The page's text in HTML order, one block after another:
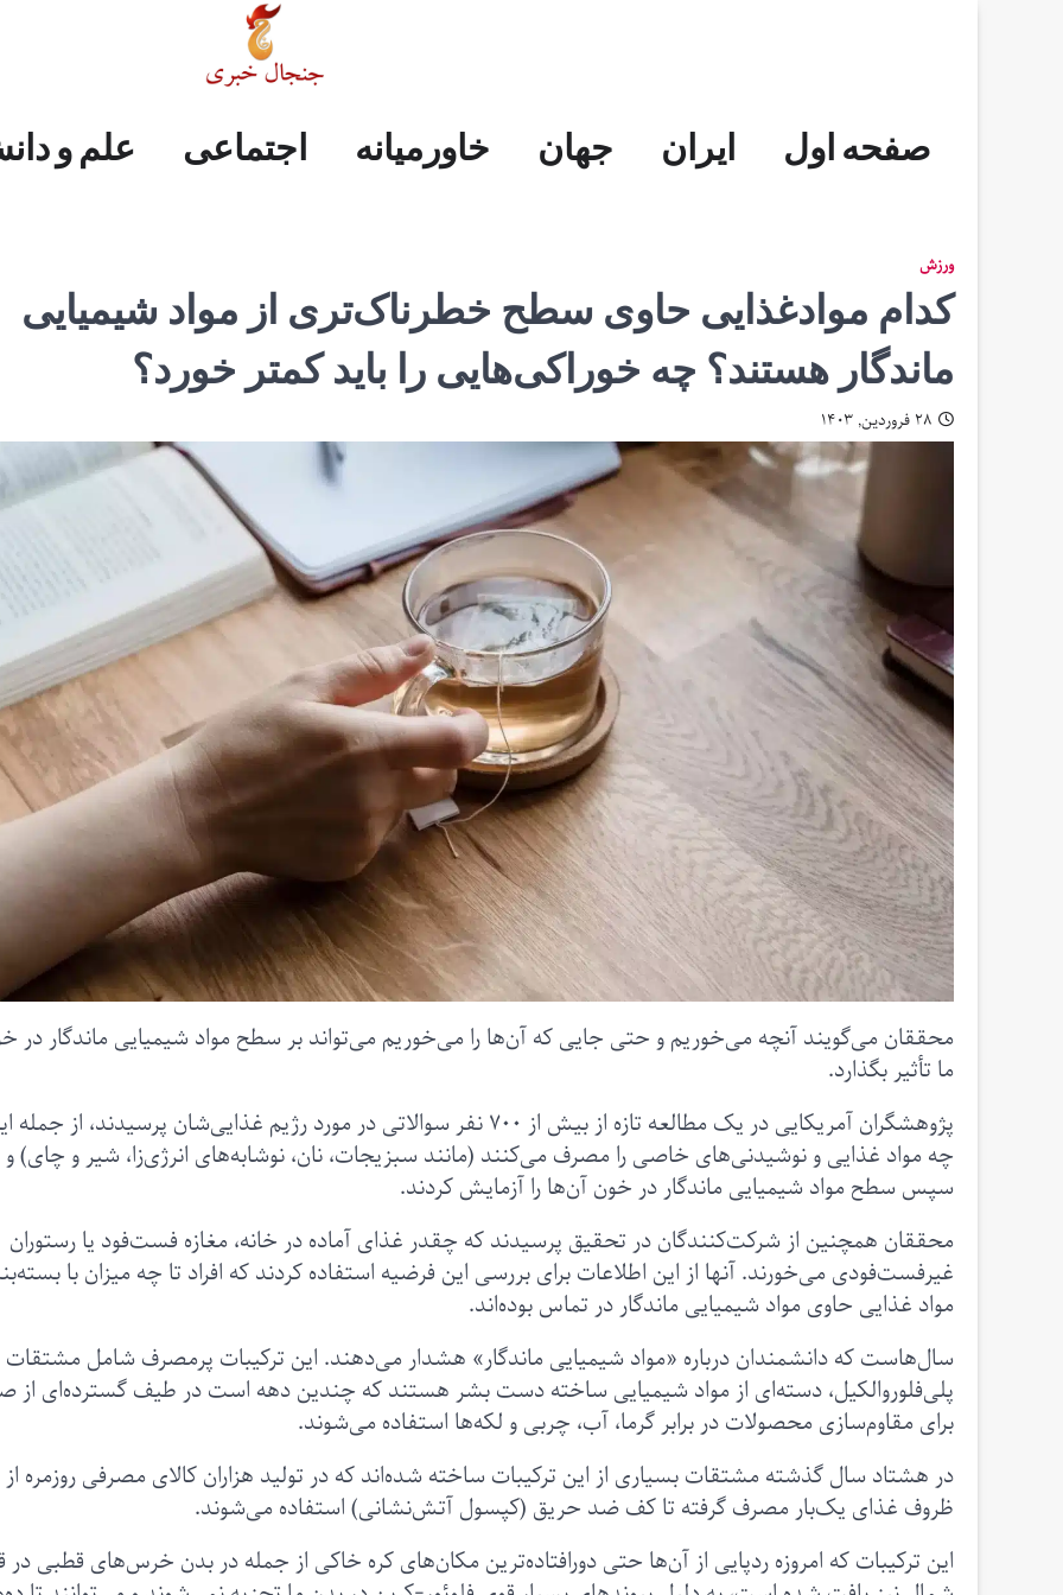
صفحه
ایران
جهان
خاورمیانه
اجتماعی
علم
فرهنگی
صفحه اول ایران جهان خاورمیانه اجتماعی علم و
ورزش
کدام موادغذایی حاوی سطح خطرناک‌تری از مواد شیمیایی
ماندگار هستند؟ چه خوراکی‌هایی را باید کمتر خورد؟
۲۸ فروردین, ۱۴۰۳
محققان می‌گویند آنچه می‌خوریم و حتی جایی که آن‌ها را می‌خوریم می‌تواند بر سطح مواد شیمیایی ماندگار در
ما تأثیر بگذارد.
پژوهشگران آمریکایی در یک مطالعه تازه از بیش از ۷۰۰ نفر سوالاتی در مورد رژیم غذایی‌شان پرسیدند، از
چه مواد غذایی و نوشیدنی‌های خاصی را مصرف می‌کنند (مانند سبزیجات، نان، نوشابه‌های انرژی‌زا، شیر و چای) و
سپس سطح مواد شیمیایی ماندگار در خون آن‌ها را آزمایش کردند.
محققان همچنین از شرکت‌کنندگان در تحقیق پرسیدند که چقدر غذای آماده در خانه، مغازه فست‌فود یا رستوران
غیرفست‌فودی می‌خورند. آنها از این اطلاعات برای بررسی این فرضیه استفاده کردند که افراد تا چه میزان با
مواد غذایی حاوی مواد شیمیایی ماندگار در تماس بوده‌اند.
سال‌هاست که دانشمندان درباره «مواد شیمیایی ماندگار» هشدار می‌دهند. این ترکیبات پرمصرف شامل مشتقات
پلی‌فلوروالکیل، دسته‌ای از مواد شیمیایی ساخته دست بشر هستند که چندین دهه است در طیف گسترده‌ای از
برای مقاوم‌سازی محصولات در برابر گرما، آب، چربی و لکه‌ها استفاده می‌شوند.
در هشتاد سال گذشته مشتقات بسیاری از این ترکیبات ساخته شده‌اند که در تولید هزاران کالای مصرفی روزمره از
ظروف غذای یک‌بار مصرف گرفته تا کف ضد حریق (کپسول‌ آتش‌نشانی) استفاده می‌شوند.
این ترکیبات که امروزه ردپایی از آن‌ها حتی دورافتاده‌ترین مکان‌های کره خاکی از جمله در بدن خرس‌های قطبی